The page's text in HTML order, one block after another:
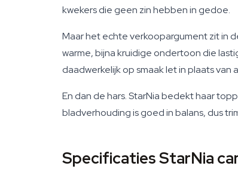
kwekers die geen zin hebben in gedoe.
Maar het echte verkoopargument zit in
warme, bijna kruidige ondertoon die
daadwerkelijk op smaak let in plaats
En dan de hars. StarNia bedekt haar
bladverhouding is goed in balans, dus
Specificaties StarNia